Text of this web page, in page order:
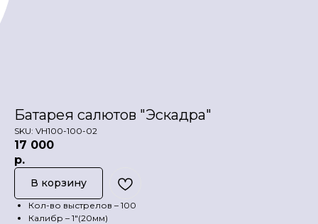
Батарея салютов "Эскадра"
SKU: VH100-100-02
17 000
р.
В корзину
Кол-во выстрелов – 100
Калибр – 1"(20мм)